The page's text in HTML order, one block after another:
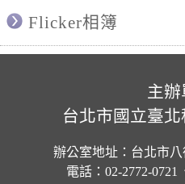
Flicker相簿
主辦
台北市國立臺
辦公室地址：台北市
電話：02-2772-0721